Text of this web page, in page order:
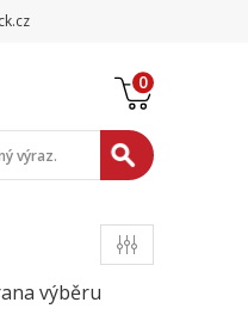
0
výběru